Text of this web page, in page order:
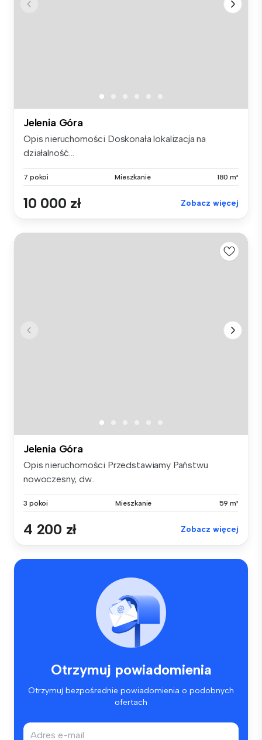
Jelenia Góra
Opis nieruchomości Doskonała lokalizacja na
działalność...
7 pokoi Mieszkanie 180 m²
10 000 zł Zobacz więcej
Jelenia Góra
Opis nieruchomości Przedstawiamy Państwu
nowoczesny, dw...
3 pokoi Mieszkanie 59 m²
4 200 zł Zobacz więcej
Otrzymuj powiadomienia
Otrzymuj bezpośrednie powiadomienia o podobnych
ofertach